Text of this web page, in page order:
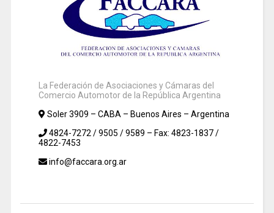
La Federación de Asociaciones y Cámaras del
Comercio Automotor de la República Argentina
Soler 3909 – CABA – Buenos Aires – Argentina
4824-7272 / 9505 / 9589 – Fax: 4823-1837 /
4822-7453
info@faccara.org.ar